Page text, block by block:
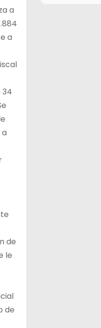
a
a
34
de
le
de